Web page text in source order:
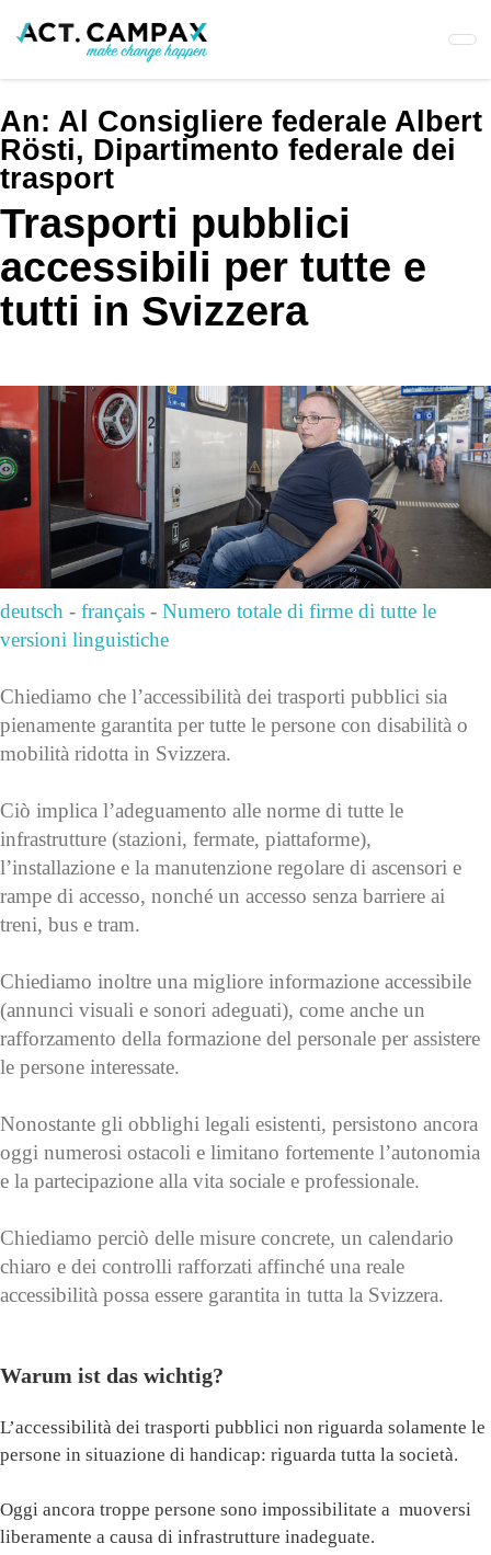
An: Al Consigliere federale Albert
Rösti, Dipartimento federale dei
trasport
Trasporti pubblici
accessibili per tutte e
tutti in Svizzera
deutsch - français - Numero totale di firme di tutte le
versioni linguistiche
Chiediamo che l’accessibilità dei trasporti pubblici sia
pienamente garantita per tutte le persone con disabilità o
mobilità ridotta in Svizzera.
Ciò implica l’adeguamento alle norme di tutte le
infrastrutture (stazioni, fermate, piattaforme),
l’installazione e la manutenzione regolare di ascensori e
rampe di accesso, nonché un accesso senza barriere ai
treni, bus e tram.
Chiediamo inoltre una migliore informazione accessibile
(annunci visuali e sonori adeguati), come anche un
rafforzamento della formazione del personale per assistere
le persone interessate.
Nonostante gli obblighi legali esistenti, persistono ancora
oggi numerosi ostacoli e limitano fortemente l’autonomia
e la partecipazione alla vita sociale e professionale.
Chiediamo perciò delle misure concrete, un calendario
chiaro e dei controlli rafforzati affinché una reale
accessibilità possa essere garantita in tutta la Svizzera.
Warum ist das wichtig?
L’accessibilità dei trasporti pubblici non riguarda solamente le
persone in situazione di handicap: riguarda tutta la società.
Oggi ancora troppe persone sono impossibilitate a muoversi
liberamente a causa di infrastrutture inadeguate.